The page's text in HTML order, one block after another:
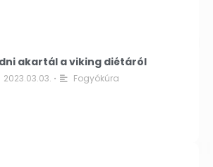
akartál a viking diétáról
2023.03.03. • Fogyókúra